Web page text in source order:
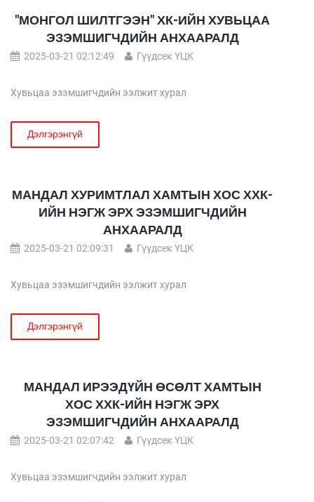
"МОНГОЛ ШИЛТГЭЭН" ХК-ИЙН ХУВЬЦАА
ЭЗЭМШИГЧДИЙН АНХААРАЛД
2025-03-21 02:12:49 Гүүдсек ҮЦК
Хувьцаа эзэмшигчдийн ээлжит хурал
Дэлгэрэнгүй
МАНДАЛ ХУРИМТЛАЛ ХАМТЫН ХОС ХХК-
ИЙН НЭГЖ ЭРХ ЭЗЭМШИГЧДИЙН
АНХААРАЛД
2025-03-21 02:09:31 Гүүдсек ҮЦК
Хувьцаа эзэмшигчдийн ээлжит хурал
Дэлгэрэнгүй
МАНДАЛ ИРЭЭДҮЙН ӨСӨЛТ ХАМТЫН
ХОС ХХК-ИЙН НЭГЖ ЭРХ
ЭЗЭМШИГЧДИЙН АНХААРАЛД
2025-03-21 02:07:42 Гүүдсек ҮЦК
Хувьцаа эзэмшигчдийн ээлжит хурал